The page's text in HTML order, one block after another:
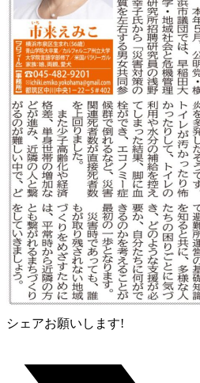
シェアお願いします!